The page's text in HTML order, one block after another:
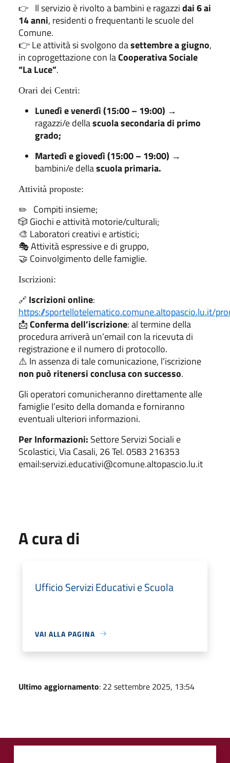
👉 Il servizio è rivolto a bambini e ragazzidai 6 ai
14 anni, residenti o frequentanti le scuole del
Comune.
👉 Le attività si svolgono dasettembre a giugno,
in coprogettazione con laCooperativa Sociale
“La Luce”.
Orari dei Centri:
Lunedì e venerdì (15:00 – 19:00) →
ragazzi/e dellascuola secondaria di primo
grado;
Martedì e giovedì (15:00 – 19:00) →
bambini/e dellascuola primaria.
Attività proposte:
✏️ Compiti insieme;
🎲 Giochi e attività motorie/culturali;
🎨 Laboratori creativi e artistici;
🎭 Attività espressive e di gruppo,
🤝 Coinvolgimento delle famiglie.
Iscrizioni:
🔗 Iscrizioni online:
https://sportellotelematico.comune.altopascio.lu.it/
📩Conferma dell’iscrizione: al termine della
procedura arriverà un’email con la ricevuta di
registrazione e il numero di protocollo.
⚠️ In assenza di tale comunicazione, l’iscrizione
non può ritenersi conclusa con successo.
Gli operatori comunicheranno direttamente alle
famiglie l’esito della domanda e forniranno
eventuali ulteriori informazioni.
Per Informazioni: Settore Servizi Sociali e
Scolastici, Via Casali, 26 Tel. 0583 216353
email:servizi.educativi@comune.altopascio.lu.it
A cura di
Ufficio Servizi Educativi e Scuola
VAI ALLA PAGINA
Ultimo aggiornamento: 22 settembre 2025, 13:54